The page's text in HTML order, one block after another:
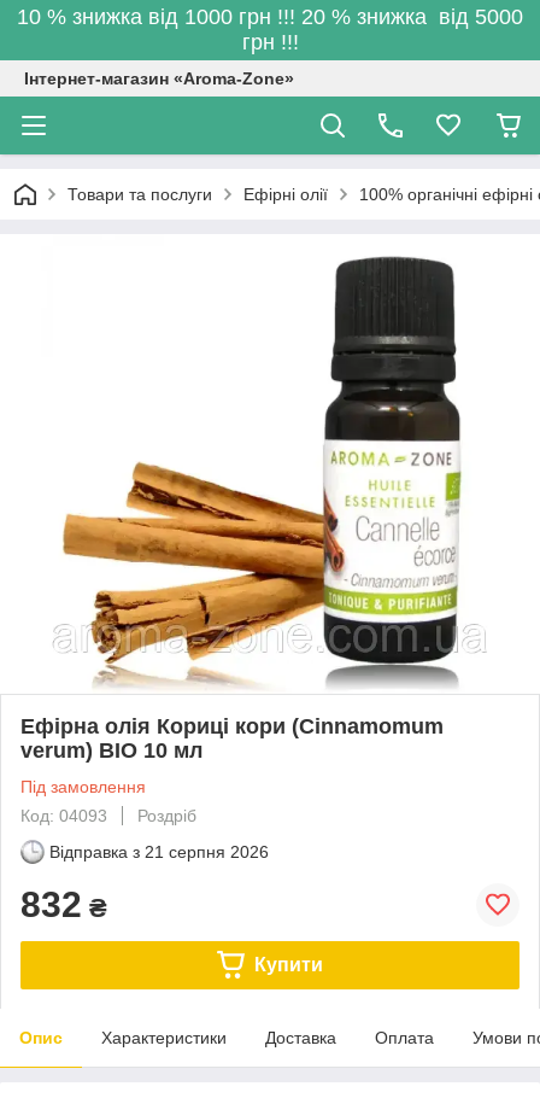
10 % знижка від 1000 грн !!! 20 % знижка від 5000
грн !!!
Інтернет-магазин «Aroma-Zone»
Товари та послуги Ефірні олії 100% органічні ефірні
Ефірна олія Кориці кори (Cinnamomum
verum) BIO 10 мл
Під замовлення
Код: 04093
Роздріб
Відправка з 21 серпня 2026
832 ₴
Купити
Опис Характеристики Доставка Оплата Умови